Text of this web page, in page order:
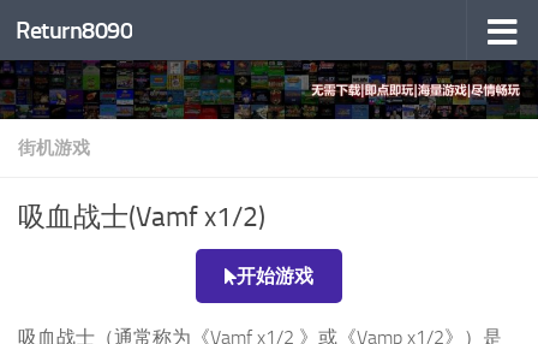
跳至内容
Return8090
街机游戏
吸血战士(Vamf x1/2)
开始游戏
吸血战士（通常称为《Vamf x1/2 》或《Vamp x1/2》）是